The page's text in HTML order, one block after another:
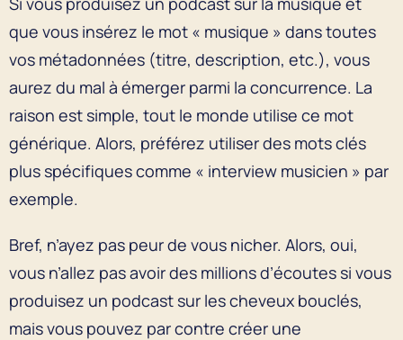
que vous insérez le mot « musique » dans toutes
vos métadonnées (titre, description, etc.), vous
aurez du mal à émerger parmi la concurrence. La
raison est simple, tout le monde utilise ce mot
générique. Alors, préférez utiliser des mots clés
plus spécifiques comme « interview musicien » par
exemple.
Bref, n’ayez pas peur de vous nicher. Alors, oui,
vous n’allez pas avoir des millions d’écoutes si vous
produisez un podcast sur les cheveux bouclés,
mais vous pouvez par contre créer une